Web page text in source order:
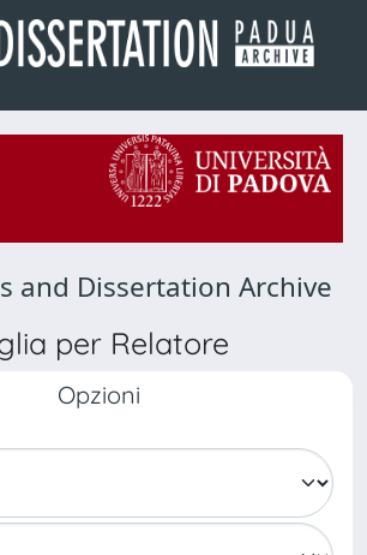
and Dissertation Archive
per Relatore
Opzioni